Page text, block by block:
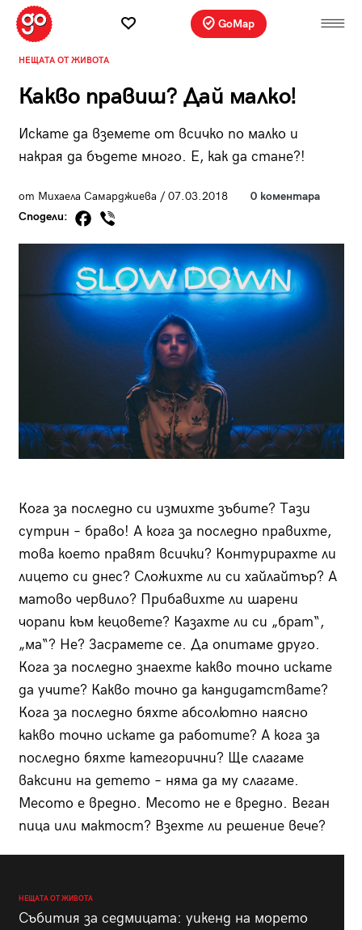
GoMap
НЕЩАТА ОТ ЖИВОТА
Какво правиш? Дай малко!
Искате да вземете от всичко по малко и
накрая да бъдете много. Е, как да стане?!
от Михаела Самарджиева / 07.03.2018
0 коментара
Сподели:
Кога за последно си измихте зъбите? Тази
сутрин – браво! А кога за последно правихте,
това което правят всички? Контурирахте ли
лицето си днес? Сложихте ли си хайлайтър? А
матово червило? Прибавихте ли шарени
чорапи към кецовете? Казахте ли си „брат“,
„ма“? Не? Засрамете се. Да опитаме друго.
Кога за последно знаехте какво точно искате
да учите? Какво точно да кандидатствате?
Кога за последно бяхте абсолютно наясно
какво точно искате да работите? А кога за
последно бяхте категорични? Ще слагаме
ваксини на детето – няма да му слагаме.
Месото е вредно. Месото не е вредно. Веган
пица или мактост? Взехте ли решение вече?
НЕЩАТА ОТ ЖИВОТА
Събития за седмицата: уикенд на морето